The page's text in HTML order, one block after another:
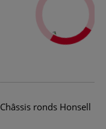
Châssis ronds Honsell